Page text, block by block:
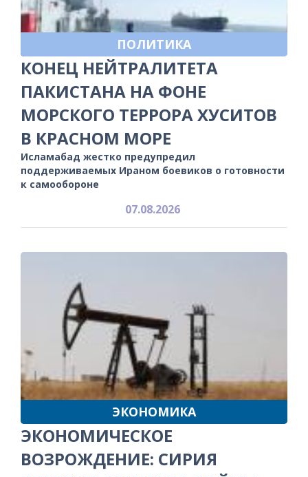
ПОЛИТИКА
КОНЕЦ НЕЙТРАЛИТЕТА
ПАКИСТАНА НА ФОНЕ
МОРСКОГО ТЕРРОРА ХУСИТОВ
В КРАСНОМ МОРЕ
Исламабад жестко предупредил
поддерживаемых Ираном боевиков о готовности
к самообороне
07.08.2026
ЭКОНОМИКА
ЭКОНОМИЧЕСКОЕ
ВОЗРОЖДЕНИЕ: СИРИЯ